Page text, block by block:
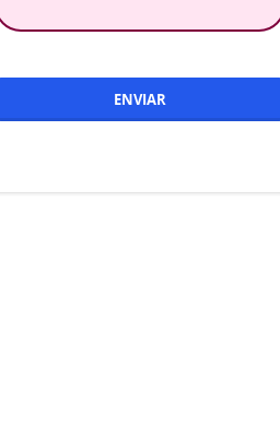
ENVIAR